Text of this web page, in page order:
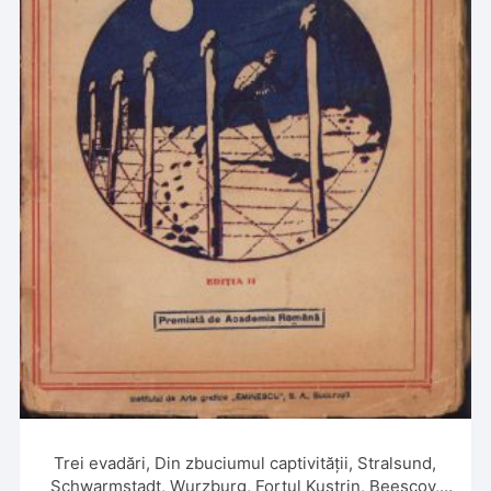
Trei evadări, Din zbuciumul captivității, Stralsund,
Schwarmstadt, Wurzburg, Fortul Kustrin, Beescov,